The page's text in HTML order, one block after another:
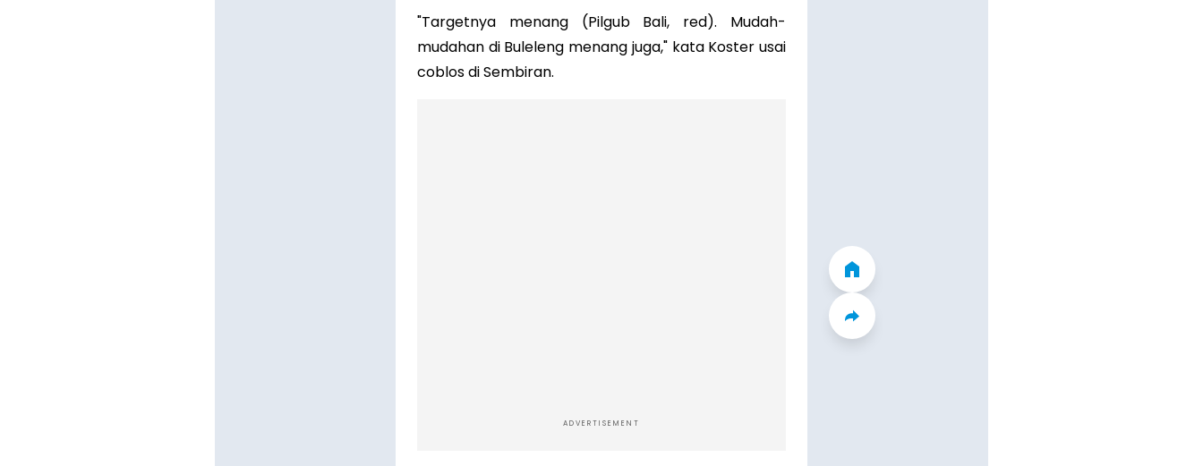
"Targetnya menang (Pilgub Bali, red). Mudah-
mudahan di Buleleng menang juga," kata Koster usai
coblos di Sembiran.
ADVERTISEMENT